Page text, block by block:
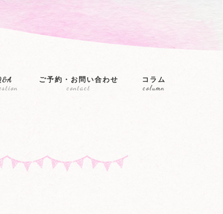
ご予約・お問い合わせ
contact
コラム
column